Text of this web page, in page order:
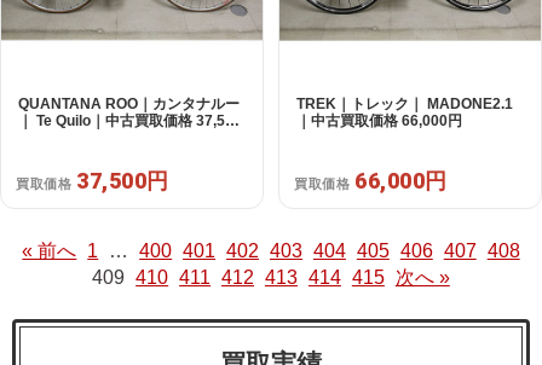
QUANTANA ROO｜カンタナルー
｜ Te Quilo｜中古買取価格 37,500
買取価格 37,500円
TREK｜トレック｜ MADONE2.1
｜中古買取価格 66,000円
買取価格 66,000円
« 前へ 1 … 400 401 402 403 404 405 406 407 408
409 410 411 412 413 414 415 次へ »